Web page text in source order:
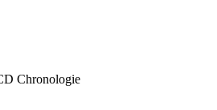
Chronologie